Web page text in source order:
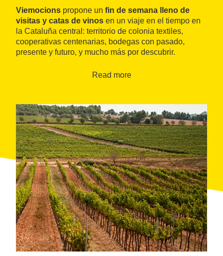
Viemocions propone un fin de semana lleno de
visitas y catas de vinos en un viaje en el tiempo en
la Cataluña central: territorio de colonia textiles,
cooperativas centenarias, bodegas con pasado,
presente y futuro, y mucho más por descubrir.
en Puig-reig (visita teatralizada el
termina con una cena en elhotel del Mas de la Sala
que también será el alojamiento donde pasar la
noche (habitación doble). El domingo se visitaMón
Sant Benetcon la exposición «Un día en la vida de
Ramon Casas» y acaba con la visita y cata en la
bodega Abadal.
Para incluir transporte privado o personalizar la
estancia, hay que llamar cuando se reserve. Incluye
seguro de viaje.
Read more